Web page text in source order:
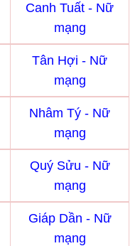
Canh Tuất - Nữ
mạng
Tân Hợi - Nữ
mạng
Nhâm Tý - Nữ
mạng
Quý Sửu - Nữ
mạng
Giáp Dần - Nữ
mạng